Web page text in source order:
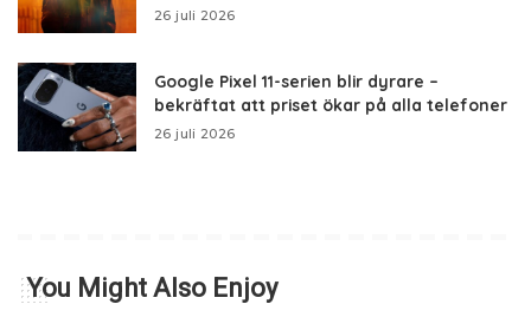
26 juli 2026
Google Pixel 11-serien blir dyrare –
bekräftat att priset ökar på alla telefoner
26 juli 2026
You Might Also Enjoy